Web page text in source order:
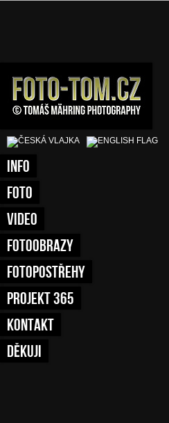
INFO
FOTO
VIDEO
FOTOOBRAZY
FOTOPOSTŘEHY
PROJEKT 365
KONTAKT
DĚKUJI